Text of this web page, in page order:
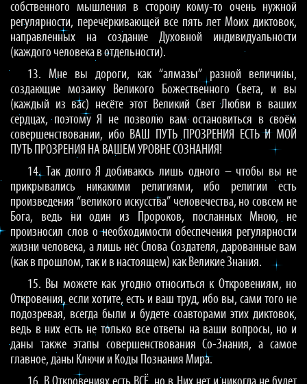
собственного мышления в сторону кому-то очень нужной
регулярности, перечёркивающей все пять лет Моих диктовок,
направленных на создание Духовной индивидуальности
(каждого человека в отдельности).
13. Мне вы дороги, как “алмазы” разной величины,
создающие мозаику Великого Божественного Света, и вы
(каждый из вас) несёте этот Великий Свет Любви в ваших
сердцах, поэтому Я не позволю вам остановиться в своём
совершенствовании, ибо ВАШ ПУТЬ ПРОЗРЕНИЯ ЕСТЬ И МОЙ
ПУТЬ ПРОЗРЕНИЯ НА ВАШЕМ УРОВНЕ СОЗНАНИЯ!
14. Так долго Я добиваюсь лишь одного – чтобы вы не
прикрывались никакими религиями, ибо религии есть
произведения “великого искусства” человечества, но совсем не
Бога, ведь ни один из Пророков, посланных Мною, не
произносил слов о необходимости обеспечения регулярности
жизни человека, а лишь нёс Слова Создателя, дарованные вам
(как в прошлом, так и в настоящем) как Великие Знания.
15. Вы можете как угодно относиться к Откровениям, но
Откровения, если хотите, есть и ваш труд, ибо вы, сами того не
подозревая, всегда были и будете соавторами этих диктовок,
ведь в них есть не только все ответы на ваши вопросы, но и
даны также этапы совершенствования Со-Знания, а самое
главное, даны Ключи и Коды Познания Мира.